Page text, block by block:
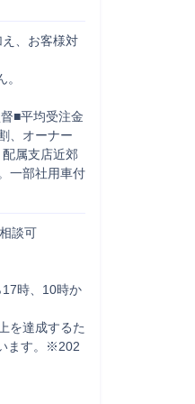
、お客様対
■平均受注金
、オーナー
属支店近郊
一部社用車付
談可
時、10時か
を達成するた
ます。※202